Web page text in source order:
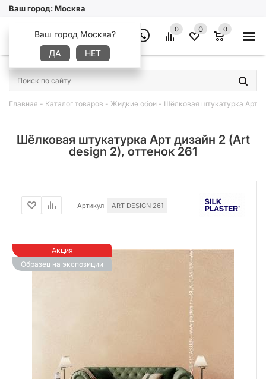
Ваш город:Москва
Ваш город Москва?
ДА
НЕТ
0 0 0
×
Главная - Каталог товаров - Жидкие обои - Шёлковая штукатурка Арт
Шёлковая штукатурка Арт дизайн 2 (Art
design 2), оттенок 261
Акция
Образец на экспозиции
Артикул ART DESIGN 261